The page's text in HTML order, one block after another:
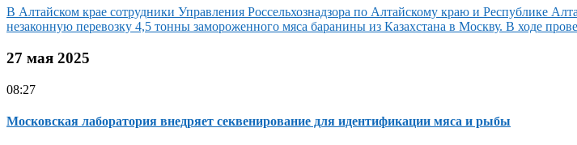
В Алтайском крае сотрудники Управления Россельхознадзора по Алтайскому краю и Республике
незаконную перевозку 4,5 тонны замороженного мяса баранины из Казахстана в Москву. В ходе
27 мая 2025
08:27
Московская лаборатория внедряет секвенирование для идентификации мяса и рыбы